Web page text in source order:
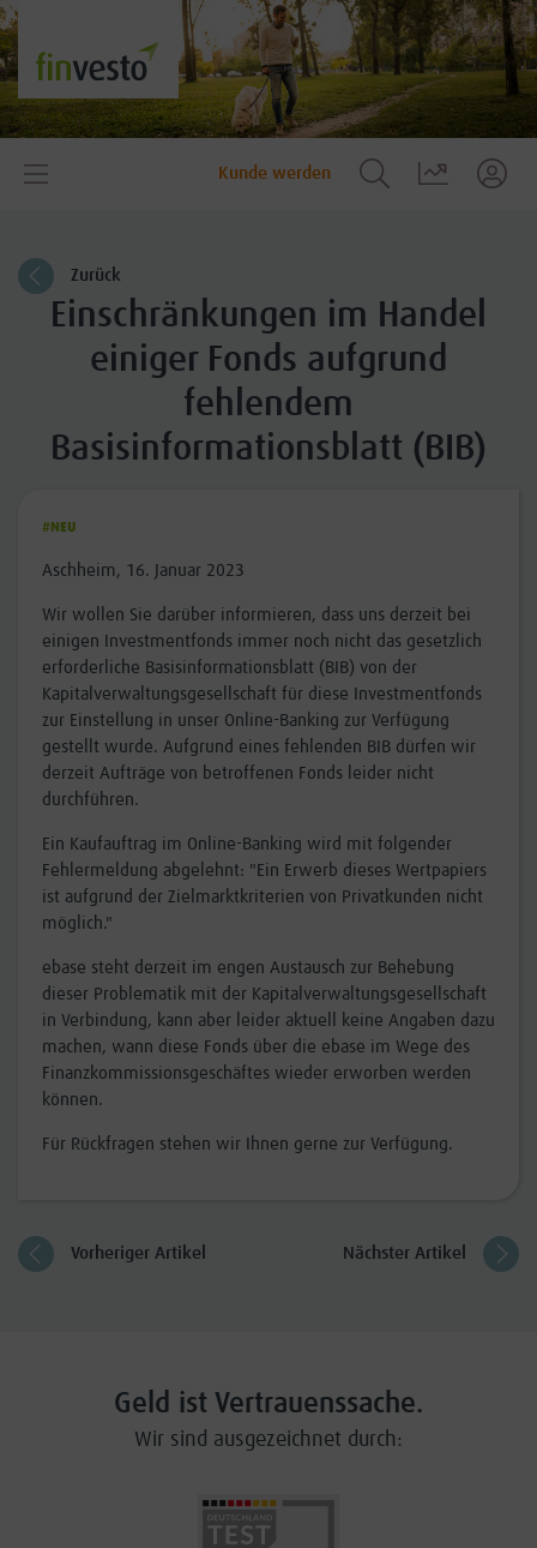
Kunde werden
Zurück
Einschränkungen im Handel
einiger Fonds aufgrund
fehlendem
Basisinformationsblatt (BIB)
#NEU
Aschheim, 16. Januar 2023
Wir wollen Sie darüber informieren, dass uns derzeit bei
einigen Investmentfonds immer noch nicht das gesetzlich
erforderliche Basisinformationsblatt (BIB) von der
Kapitalverwaltungsgesellschaft für diese Investmentfonds
zur Einstellung in unser Online-Banking zur Verfügung
gestellt wurde. Aufgrund eines fehlenden BIB dürfen wir
derzeit Aufträge von betroffenen Fonds leider nicht
durchführen.
Ein Kaufauftrag im Online-Banking wird mit folgender
Fehlermeldung abgelehnt: "Ein Erwerb dieses Wertpapiers
ist aufgrund der Zielmarktkriterien von Privatkunden nicht
möglich."
ebase steht derzeit im engen Austausch zur Behebung
dieser Problematik mit der Kapitalverwaltungsgesellschaft
in Verbindung, kann aber leider aktuell keine Angaben dazu
machen, wann diese Fonds über die ebase im Wege des
Finanzkommissionsgeschäftes wieder erworben werden
können.
Für Rückfragen stehen wir Ihnen gerne zur Verfügung.
Vorheriger Artikel Nächster Artikel
Geld ist Vertrauenssache.
Wir sind ausgezeichnet durch: